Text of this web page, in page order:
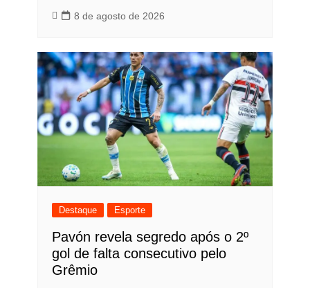
8 de agosto de 2026
Destaque Esporte
Pavón revela segredo após o 2º
gol de falta consecutivo pelo
Grêmio